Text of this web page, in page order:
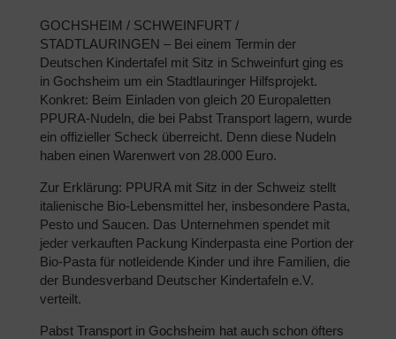
GOCHSHEIM / SCHWEINFURT /
STADTLAURINGEN – Bei einem Termin der
Deutschen Kindertafel mit Sitz in Schweinfurt ging es
in Gochsheim um ein Stadtlauringer Hilfsprojekt.
Konkret: Beim Einladen von gleich 20 Europaletten
PPURA-Nudeln, die bei Pabst Transport lagern, wurde
ein offizieller Scheck überreicht. Denn diese Nudeln
haben einen Warenwert von 28.000 Euro.
Zur Erklärung: PPURA mit Sitz in der Schweiz stellt
italienische Bio-Lebensmittel her, insbesondere Pasta,
Pesto und Saucen. Das Unternehmen spendet mit
jeder verkauften Packung Kinderpasta eine Portion der
Bio-Pasta für notleidende Kinder und ihre Familien, die
der Bundesverband Deutscher Kindertafeln e.V.
verteilt.
Pabst Transport in Gochsheim hat auch schon öfters